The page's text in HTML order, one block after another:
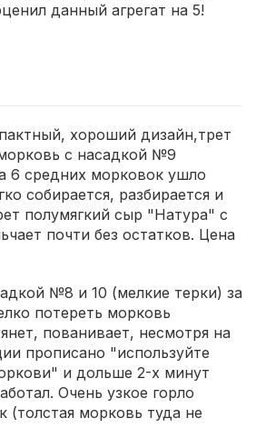
данный агрегат на 5!
хороший дизайн,трет
с насадкой №9
6 средних морковок ушло
собирается, разбирается и
полумягкий сыр "Натура" с
почти без остатков. Цена
№8 и 10 (мелкие терки) за
потереть морковь
пованивает, несмотря на
прописано "используйте
и дольше 2-х минут
Очень узкое горло
(толстая морковь туда не